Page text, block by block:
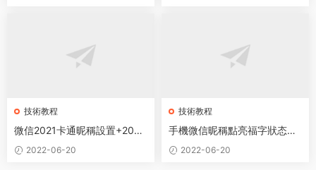
技術教程
微信2021卡通昵稱設置+2021
各種符号昵稱設置大全
2022-06-20
技術教程
手機微信昵稱點亮福字狀态方
法 2022-06-20